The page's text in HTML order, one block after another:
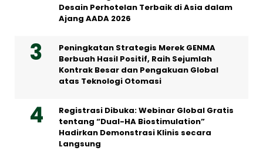
Desain Perhotelan Terbaik di Asia dalam
Ajang AADA 2026
Peningkatan Strategis Merek GENMA
Berbuah Hasil Positif, Raih Sejumlah
Kontrak Besar dan Pengakuan Global
atas Teknologi Otomasi
Registrasi Dibuka: Webinar Global Gratis
tentang “Dual-HA Biostimulation”
Hadirkan Demonstrasi Klinis secara
Langsung